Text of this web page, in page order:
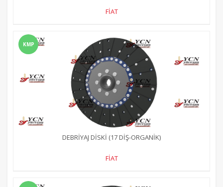
FİAT
KMP
DEBRİYAJ DİSKİ (17 DİŞ-ORGANİK)
FİAT